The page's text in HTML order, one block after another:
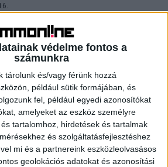
védelme fontos a
számunkra
tárolunk és/vagy férünk hozzá
például sütik formájában, és
fel, például egyedi azonosítókat
amelyeket az eszköz személyre
tartalomhoz, hirdetések és tartalmak
és szolgáltatásfejlesztéshez
mi és a partnereink eszközleolvasásos
geolokációs adatokat és azonosítási
Központba (NTAK) a
az év első négy
százalékos forgalomnövekedést...